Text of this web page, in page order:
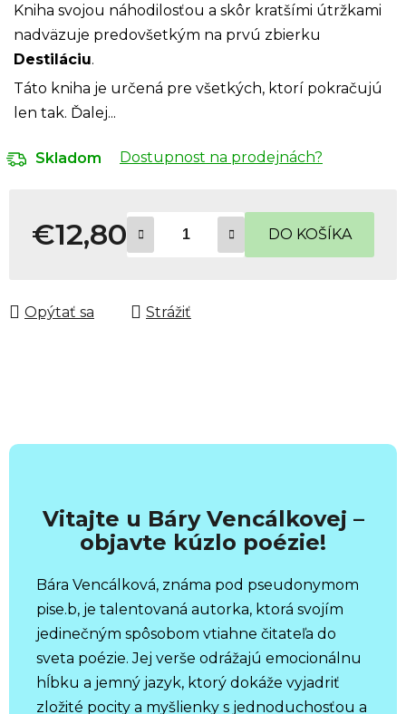
Kniha svojou náhodilosťou a skôr kratšími útržkami
nadväzuje predovšetkým na prvú zbierku
Destiláciu.
Táto kniha je určená pre všetkých, ktorí pokračujú
len tak. Ďalej...
Skladom Dostupnost na prodejnách?
€12,80 DO KOŠÍKA
Opýtať sa Strážiť
Vitajte u Báry Vencálkovej –
objavte kúzlo poézie!
Bára Vencálková, známa pod pseudonymom
pise.b, je talentovaná autorka, ktorá svojím
jedinečným spôsobom vtiahne čitateľa do
sveta poézie. Jej verše odrážajú emocionálnu
hĺbku a jemný jazyk, ktorý dokáže vyjadriť
zložité pocity a myšlienky s jednoduchosťou a